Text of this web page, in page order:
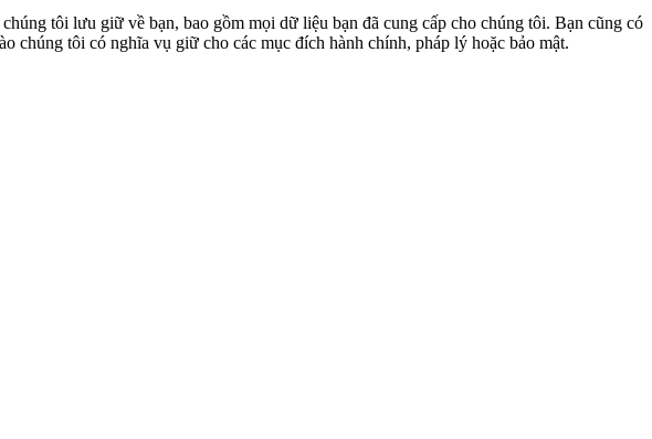
tôi lưu giữ về bạn, bao gồm mọi dữ liệu bạn đã cung cấp cho chúng tôi. Bạn cũng có
tôi có nghĩa vụ giữ cho các mục đích hành chính, pháp lý hoặc bảo mật.